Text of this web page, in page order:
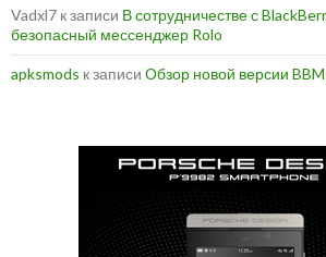
Vadxl7 к записи В сотрудничестве с
безопасный мессенджер Rolo
apksmods к записи Обзор новой версии